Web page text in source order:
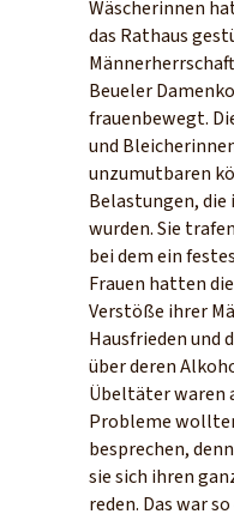
Wäscherinnen
das Rathaus
Beueler
frauenbewegt.
und
unzumutbaren
Belastungen,
wurden. Sie
bei dem ein
Frauen hatten
Verstöße ihrer
Hausfrieden und
über deren
Übeltäter waren
Probleme
besprechen,
sie sich ihren
reden. Das war